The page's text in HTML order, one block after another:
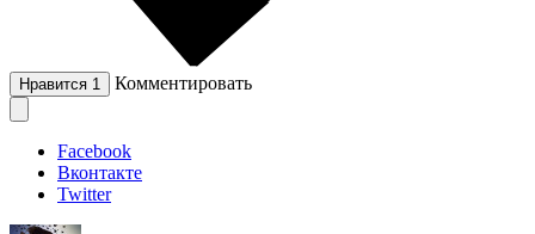
Нравится 1 Комментировать
Facebook
Вконтакте
Twitter